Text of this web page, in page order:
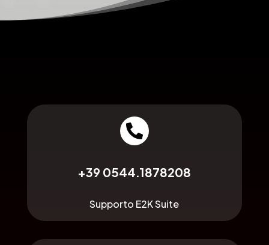

+39 0544.1878208
Supporto E2K Suite